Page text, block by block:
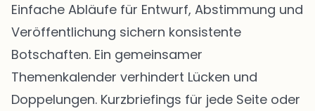
Einfache Abläufe für Entwurf, Abstimmung und
Veröffentlichung sichern konsistente
Botschaften. Ein gemeinsamer
Themenkalender verhindert Lücken und
Doppelungen. Kurzbriefings für jede Seite oder